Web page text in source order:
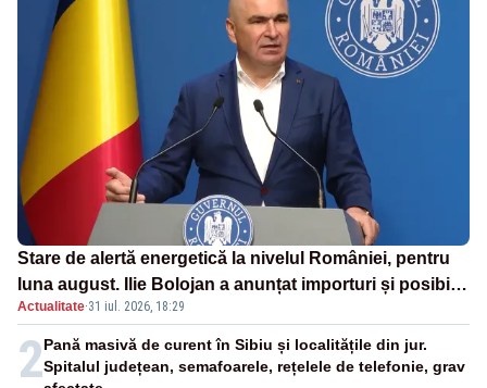
Stare de alertă energetică la nivelul României, pentru
luna august. Ilie Bolojan a anunțat importuri și posibile
restricții – VIDEO
Actualitate·31 iul. 2026, 18:29
2Pană masivă de curent în Sibiu și localitățile din jur.
Spitalul județean, semafoarele, rețelele de telefonie, grav